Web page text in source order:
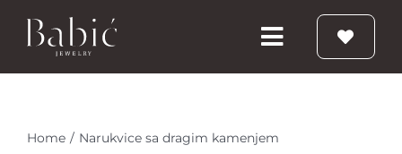
Toggle
Navigation
Home / Narukvice sa dragim kamenjem